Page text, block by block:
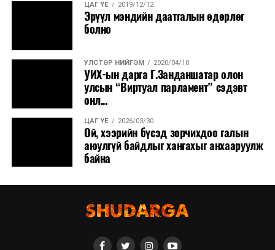
ЦАГ ҮЕ 2019/12/12
Эрүүл мэндийн даатгалын өдөрлөг
болно
УЛСТӨР НИЙГЭМ 2020/04/10
УИХ-ын дарга Г.Занданшатар олон
улсын “Виртуал парламент” сэдэвт
онл...
ЦАГ ҮЕ 2026/03/30
Ой, хээрийн бүсэд зорчихдоо галын
аюулгүй байдлыг хангахыг анхааруулж
байна